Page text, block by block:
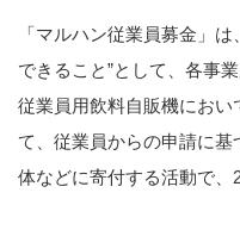
「マルハン従業員募金」
できること”として、各事
従業員用飲料自販機におい
て、従業員からの申請に
体などに寄付する活動で、